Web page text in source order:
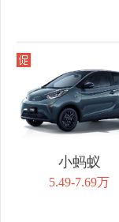
小蚂蚁
5.49-7.69万